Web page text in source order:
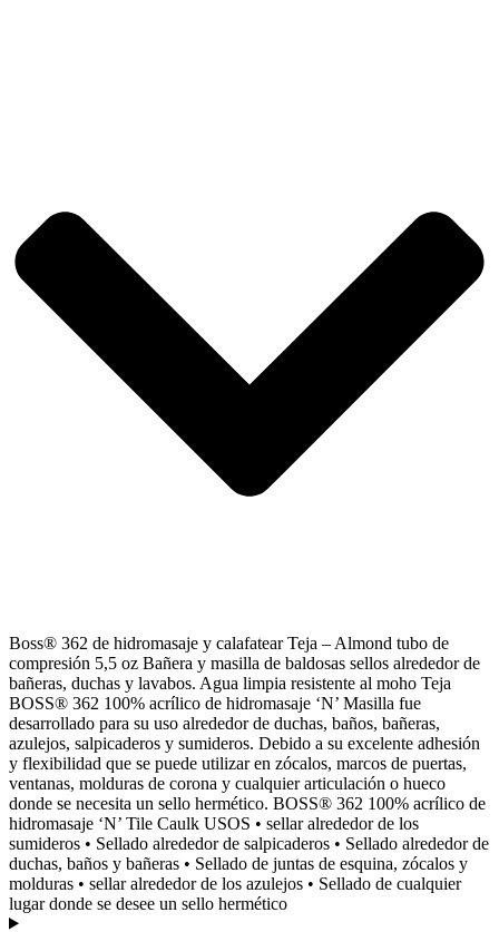
Boss® 362 de hidromasaje y calafatear Teja – Almond tubo de
compresión 5,5 oz Bañera y masilla de baldosas sellos alrededor de
bañeras, duchas y lavabos. Agua limpia resistente al moho Teja
BOSS® 362 100% acrílico de hidromasaje ‘N’ Masilla fue
desarrollado para su uso alrededor de duchas, baños, bañeras,
azulejos, salpicaderos y sumideros. Debido a su excelente adhesión
y flexibilidad que se puede utilizar en zócalos, marcos de puertas,
ventanas, molduras de corona y cualquier articulación o hueco
donde se necesita un sello hermético. BOSS® 362 100% acrílico de
hidromasaje ‘N’ Tile Caulk USOS • sellar alrededor de los
sumideros • Sellado alrededor de salpicaderos • Sellado alrededor de
duchas, baños y bañeras • Sellado de juntas de esquina, zócalos y
molduras • sellar alrededor de los azulejos • Sellado de cualquier
lugar donde se desee un sello hermético